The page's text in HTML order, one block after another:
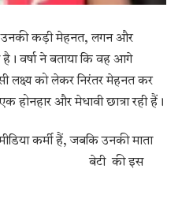
उनकी कड़ी मेहनत, लगन और
है। वर्षा ने बताया कि वह आगे
को लेकर निरंतर मेहनत कर
होनहार और मेधावी छात्रा रही हैं।
कर्मी हैं, जबकि उनकी माता
हैं। बेटी की इस